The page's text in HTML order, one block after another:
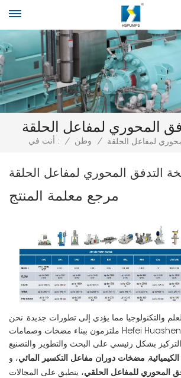
المحوري لمفاعل الحلقة
أنت في : / وطن / لمفاعل الحلقة
التدفق المحوري لمفاعل الحلقة
مرجع معلمة المنتج
والتكنولوجيا مما يؤدي إلى تطورات جديدة. نحن
ملتزمون ببناء مضخات وصمامات Hefei Huasheng لتصبح علامة تجارية
بشكل رئيسي على البحث والتطوير والتصنيع
, مضخات دوران مفاعل التكسير المائي، و
المحوري للمفاعل الحلقي، ينطبق على المجالات